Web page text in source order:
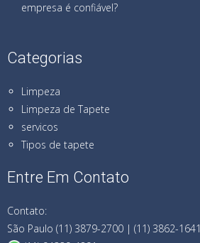
empresa é confiável?
Categorias
Limpeza
Limpeza de Tapete
servicos
Tipos de tapete
Entre Em Contato
Contato:
São Paulo (11) 3879-2700 | (11) 3862-1641